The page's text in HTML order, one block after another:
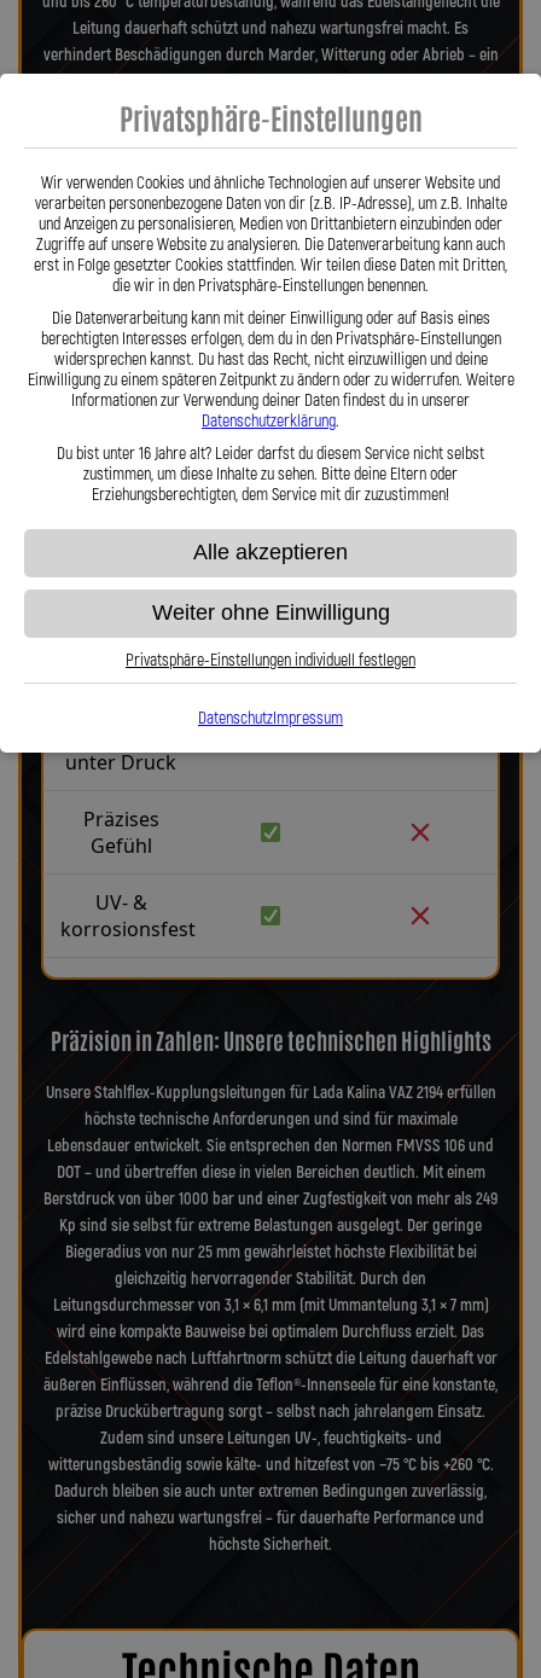
Stahlflex vs. Gummi
Stahlflex
Robust &
langlebig
unter Druck
Präzises
Gefühl
UV- &
korrosionsfest
Leitung dauerhaft schützt und nahezu wartungsfrei macht. Es
verhindert Beschädigungen durch Marder, Witterung oder Abrieb – ein
Kosten und sorgt langfristig für ein sicheres Fahrgefühl. Unsere
verdrehbaren, ausjustierbaren Anschlüsse ermöglichen eine drallfreie,
Stahlflex-Kit – jede Leitung wird millimetergenau und individuell
gefertigt. Mit den Stahlflex-Kupplungsleitungen der Lothar Spiegler
Kfz-Leitungen GmbH entscheiden Sie sich für echte deutsche Qualität,
höchste Sicherheit und ein Produkt, das in Präzision und Haltbarkeit
überzeugt.Hier zu unserem Video „Stahlflex vs. Gummi“
Präzision in Zahlen: Unsere technischen Highlights
Unsere Stahlflex-Kupplungsleitungen für Lada Kalina VAZ 2194 erfüllen
höchste technische Anforderungen und sind für maximale
Lebensdauer entwickelt. Sie entsprechen den Normen FMVSS 106 und
DOT – und übertreffen diese in vielen Bereichen deutlich. Mit einem
Berstdruck von über 1000 bar und einer Zugfestigkeit von mehr als 249
Kp sind sie selbst für extreme Belastungen ausgelegt. Der geringe
Biegeradius von nur 25 mm gewährleistet höchste Flexibilität bei
gleichzeitig hervorragender Stabilität. Durch den
Leitungsdurchmesser von 3,1 × 6,1 mm (mit Ummantelung 3,1 × 7 mm)
wird eine kompakte Bauweise bei optimalem Durchfluss erzielt. Das
Edelstahlgewebe nach Luftfahrtnorm schützt die Leitung dauerhaft vor
äußeren Einflüssen, während die Teflon®-Innenseele für eine konstante,
präzise Druckübertragung sorgt – selbst nach jahrelangem Einsatz.
Zudem sind unsere Leitungen UV-, feuchtigkeits- und
witterungsbeständig sowie kälte- und hitzefest von −75 °C bis +260 °C.
Dadurch bleiben sie auch unter extremen Bedingungen zuverlässig,
sicher und nahezu wartungsfrei – für dauerhafte Performance und
höchste Sicherheit.
Privatsphäre-Einstellungen
Wir verwenden Cookies und ähnliche Technologien auf unserer Website und
verarbeiten personenbezogene Daten von dir (z.B. IP-Adresse), um z.B. Inhalte
und Anzeigen zu personalisieren, Medien von Drittanbietern einzubinden oder
Zugriffe auf unsere Website zu analysieren. Die Datenverarbeitung kann auch
erst in Folge gesetzter Cookies stattfinden. Wir teilen diese Daten mit Dritten,
die wir in den Privatsphäre-Einstellungen benennen.
Die Datenverarbeitung kann mit deiner Einwilligung oder auf Basis eines
berechtigten Interesses erfolgen, dem du in den Privatsphäre-Einstellungen
widersprechen kannst. Du hast das Recht, nicht einzuwilligen und deine
Einwilligung zu einem späteren Zeitpunkt zu ändern oder zu widerrufen. Weitere
Informationen zur Verwendung deiner Daten findest du in unserer
Datenschutzerklärung.
Du bist unter 16 Jahre alt? Leider darfst du diesem Service nicht selbst
zustimmen, um diese Inhalte zu sehen. Bitte deine Eltern oder
Erziehungsberechtigten, dem Service mit dir zuzustimmen!
Alle akzeptieren
Weiter ohne Einwilligung
Privatsphäre-Einstellungen individuell festlegen
DatenschutzImpressum